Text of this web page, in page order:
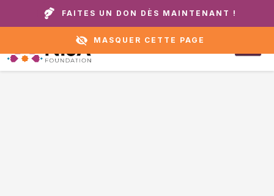
Appelez notre domicile ou notre service
d'assistance :
+1 888 711
FAITES UN DON DÈS MAINTENANT !
MASQUER CETTE PAGE